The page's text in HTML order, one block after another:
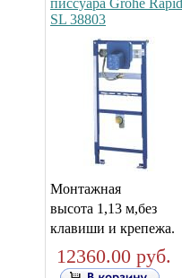
писсуара Grohe Rapid
SL 38803
Монтажная
высота 1,13 м,без
клавиши и крепежа.
12360.00 руб.